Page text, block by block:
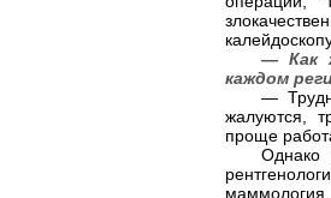
— Как
каждом
—
жалуются,
проще